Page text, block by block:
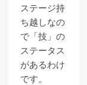
ステージ持
ち越しなの
で「技」の
ステータス
があるわけ
です。